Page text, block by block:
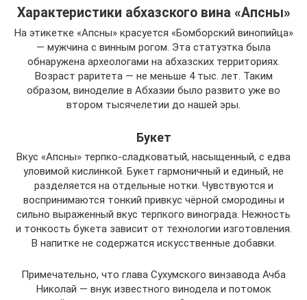
Характеристики абхазского вина «Апсны»
На этикетке «Апсны» красуется «Бомборский винопийца»
— мужчина с винным рогом. Эта статуэтка была
обнаружена археологами на абхазских территориях.
Возраст раритета — не меньше 4 тыс. лет. Таким
образом, виноделие в Абхазии было развито уже во
втором тысячелетии до нашей эры.
Букет
Вкус «Апсны» терпко-сладковатый, насыщенный, с едва
уловимой кислинкой. Букет гармоничный и единый, не
разделяется на отдельные нотки. Чувствуются и
воспринимаются тонкий привкус чёрной смородины и
сильно выраженный вкус терпкого винограда. Нежность
и тонкость букета зависит от технологии изготовления.
В напитке не содержатся искусственные добавки.
Примечательно, что глава Сухумского винзавода Ачба
Николай — внук известного винодела и потомок